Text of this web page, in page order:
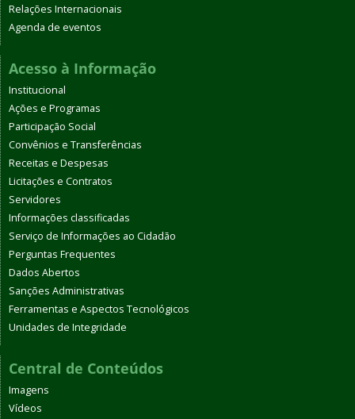
Relações Internacionais
Agenda de eventos
Acesso à Informação
Institucional
Ações e Programas
Participação Social
Convênios e Transferências
Receitas e Despesas
Licitações e Contratos
Servidores
Informações classificadas
Serviço de Informações ao Cidadão
Perguntas Frequentes
Dados Abertos
Sanções Administrativas
Ferramentas e Aspectos Tecnológicos
Unidades de Integridade
Central de Conteúdos
Imagens
Vídeos